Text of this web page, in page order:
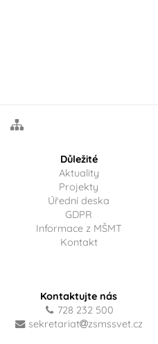
Důležité
Aktuality
Projekty
Úřední deska
GDPR
Informace z MŠMT
Kontakt
Kontaktujte nás
728 232 500
sekretariat
zsmssvet.cz